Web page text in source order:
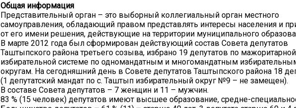
Общая информация
Представительный орган – это выборный коллегиальный орган местного
самоуправления, обладающий правом представлять интересы населения и
от его имени решения, действующие на территории муниципального
В марте 2012 года был сформирован действующий состав Совета депутатов
Таштыпского района третьего созыва, избрано 19 депутатов по мажоритарной
избирательной системе по одномандатным и многомандатным
округам. На сегодняшний день в Совете депутатов Таштыпского района 18
(1 депутатский мандат по с. Таштып избирательный округ №9 – не замещен).
В составе Совета депутатов – 7 женщин и 11 – мужчин.
83 % (15 человек) депутатов имеют высшее образование, средне-